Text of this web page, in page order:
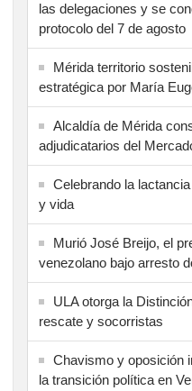
las delegaciones y se
protocolo del 7 de agosto
Mérida territorio
estratégica por María
Alcaldía de Mérida
adjudicatarios del
Celebrando la
y vida
Murió José Breijo, el
venezolano bajo arresto
ULA otorga la
rescate y socorristas
Chavismo y oposición
la transición política en